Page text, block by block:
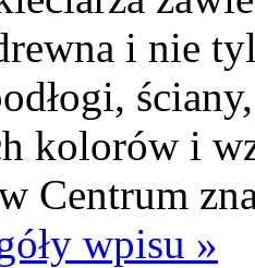
i nie
kolorów i
Centrum
wpisu »